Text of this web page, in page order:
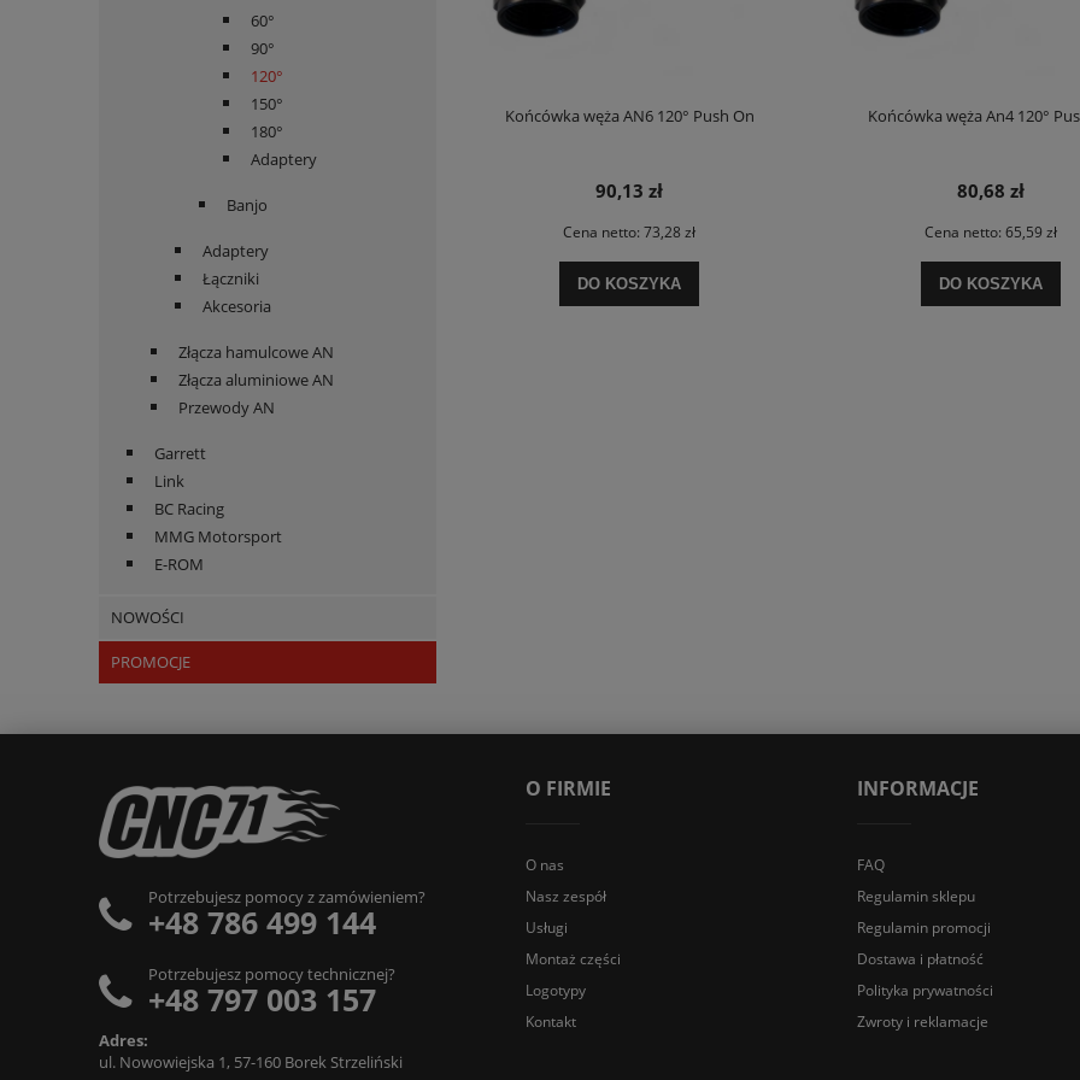
60°
90°
120°
150°
180°
Adaptery
Banjo
Adaptery
Łączniki
Akcesoria
Złącza hamulcowe AN
Złącza aluminiowe AN
Przewody AN
Garrett
Link
BC Racing
MMG Motorsport
E-ROM
NOWOŚCI
PROMOCJE
Końcówka węża AN6 120° Push On
90,13 zł
Cena netto: 73,28 zł
DO KOSZYKA
Końcówka węża An4 120°
80,68 zł
Cena netto: 65,59 zł
DO KOSZYKA
Potrzebujesz pomocy z zamówieniem?
+48 786 499 144
Potrzebujesz pomocy technicznej?
+48 797 003 157
Adres:
ul. Nowowiejska 1, 57-160 Borek Strzeliński
O FIRMIE
O nas
Nasz zespół
Usługi
Montaż części
Logotypy
Kontakt
INFORMACJE
FAQ
Regulamin sklepu
Regulamin promocji
Dostawa i płatność
Polityka prywatności
Zwroty i reklamacje